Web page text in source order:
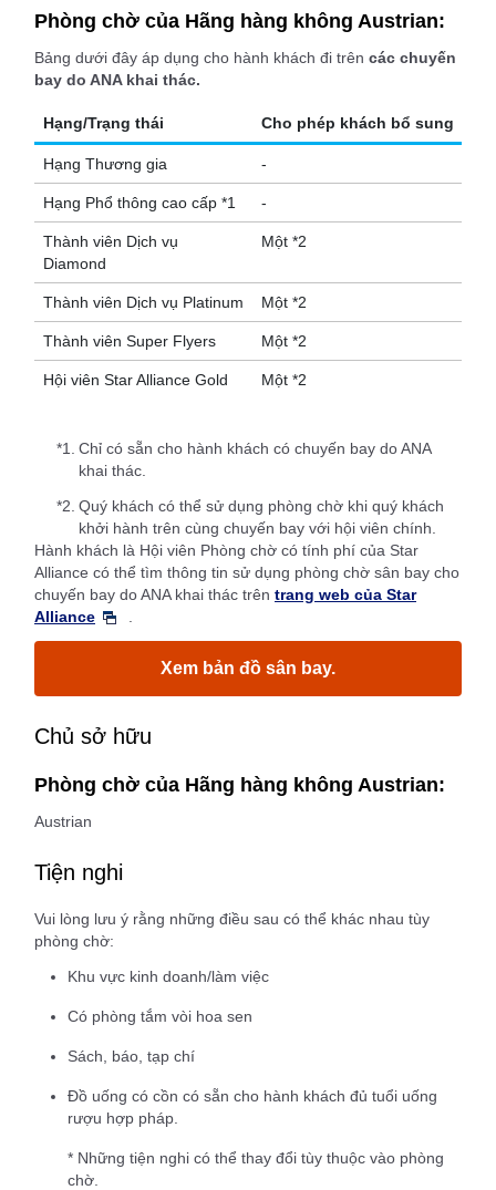
Phòng chờ của Hãng hàng không Austrian:
Bảng dưới đây áp dụng cho hành khách đi trên các chuyến
bay do ANA khai thác.
Hạng/Trạng thái Cho phép khách bổ sung
Hạng Thương gia -
Hạng Phổ thông cao cấp *1 -
Thành viên Dịch vụ
Diamond
Một *2
Thành viên Dịch vụ Platinum Một *2
Thành viên Super Flyers Một *2
Hội viên Star Alliance Gold Một *2
*1.
Chỉ có sẵn cho hành khách có chuyến bay do ANA
khai thác.
*2. Quý khách có thể sử dụng phòng chờ khi quý khách
khởi hành trên cùng chuyến bay với hội viên chính.
Hành khách là Hội viên Phòng chờ có tính phí của Star
Alliance có thể tìm thông tin sử dụng phòng chờ sân bay cho
chuyến bay do ANA khai thác trên trang web của Star
Alliance
Xem bản đồ sân bay.
Chủ sở hữu
Phòng chờ của Hãng hàng không Austrian:
Austrian
Tiện nghi
Vui lòng lưu ý rằng những điều sau có thể khác nhau tùy
phòng chờ:
Khu vực kinh doanh/làm việc
Có phòng tắm vòi hoa sen
Sách, báo, tạp chí
Đồ uống có cồn có sẵn cho hành khách đủ tuổi uống
rượu hợp pháp.
* Những tiện nghi có thể thay đổi tùy thuộc vào phòng
chờ.